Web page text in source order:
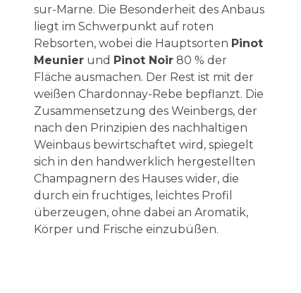
sur-Marne. Die Besonderheit des Anbaus
liegt im Schwerpunkt auf roten
Rebsorten, wobei die Hauptsorten Pinot
Meunierund Pinot Noir80 % der
Fläche ausmachen. Der Rest ist mit der
weißen Chardonnay-Rebe bepflanzt. Die
Zusammensetzung des Weinbergs, der
nach den Prinzipien des nachhaltigen
Weinbaus bewirtschaftet wird, spiegelt
sich in den handwerklich hergestellten
Champagnern des Hauses wider, die
durch ein fruchtiges, leichtes Profil
überzeugen, ohne dabei an Aromatik,
Körper und Frische einzubüßen.